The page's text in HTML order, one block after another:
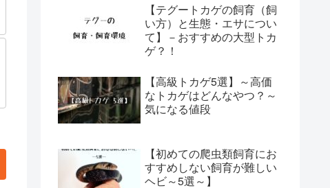
【テグートカゲの飼育（飼
い方）と生態・エサについ
て】－おすすめの大型トカ
ゲ？！
【高級トカゲ5選】～高価
なトカゲはどんなやつ？～
気になる値段
【初めての爬虫類飼育にお
すすめしない飼育が難しい
ヘビ～5選～】